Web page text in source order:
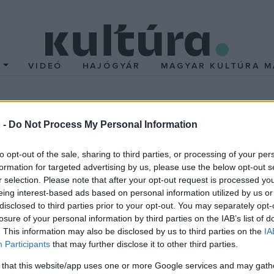
- Do Not Process My Personal Information
opt-out of the sale, sharing to third parties, or processing of your
for targeted advertising by us, please use the below opt-out
selection. Please note that after your opt-out request is processed
interest-based ads based on personal information utilized by us
to third parties prior to your opt-out. You may separately
of your personal information by third parties on the IAB’s list of
This information may also be disclosed by us to third parties on the
Participants that may further disclose it to other third parties.
that this website/app uses one or more Google services and may
VIDEÓ HAJÓGYÁR MAGYAR KULTÚRA
az újabb lemezeken ne ismételje önmagát. A fiúk
a feeling a kulcsszó. Előtérbe kerültek a "gépkocsi" által
hanem a feelinget kapja el - vagy nem.
eltér az előzőektől. Ilyen nóta például az - értelemszerű, hogy